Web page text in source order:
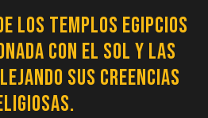
los templos egipcios
con el sol y las
sus creencias